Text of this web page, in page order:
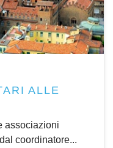
ALLE
associazioni
coordinatore...